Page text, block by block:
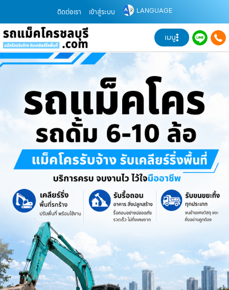
ติดต่อเรา เข้าสู่ระบบ LANGUAGE
เมนู